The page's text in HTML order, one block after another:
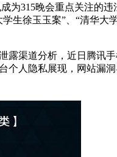
315晚会重点关注的
生徐玉玉案”、“清华大
渠道分析，近日腾讯
人隐私展现，网站漏